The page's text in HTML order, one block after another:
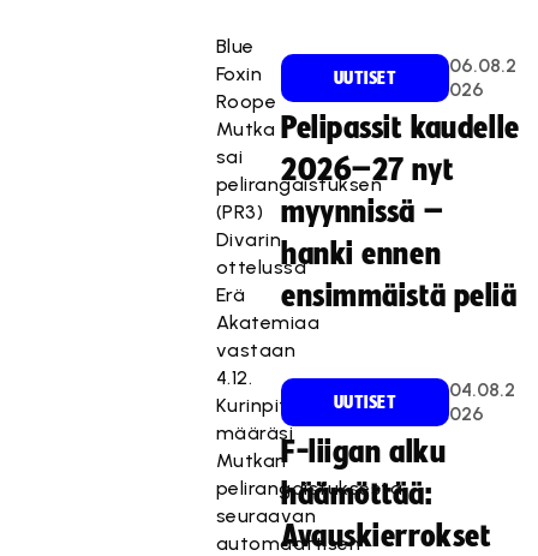
Blue
Foxin
Roope
Mutka
sai
pelirangaistuksen
(PR3)
Divarin
ottelussa
Erä
Akatemiaa
vastaan
4.12.
Kurinpitäjä
määräsi
Mutkan
pelirangaistuksesta
seuraavan
automaattisen
UUTISET
06.08.2
026
Pelipassit kaudelle
2026–27 nyt
myynnissä –
hanki ennen
ensimmäistä peliä
UUTISET
04.08.2
026
F-liigan alku
häämöttää:
Avauskierrokset